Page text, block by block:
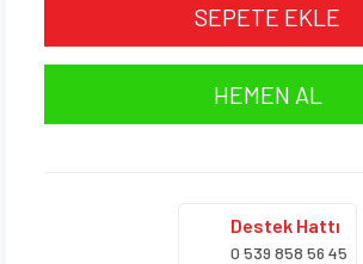
SEPETE EKLE
HEMEN AL
Destek Hattı
0 539 858 56 45